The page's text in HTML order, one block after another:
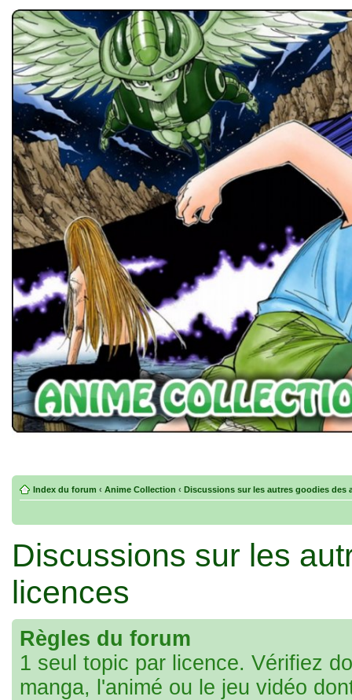
Index du forum ‹ Anime Collection ‹ Discussions sur les autres goodies des
Discussions sur les
licences
Règles du forum
1 seul topic par licence. Vérifiez
manga, l'animé ou le jeu vidéo